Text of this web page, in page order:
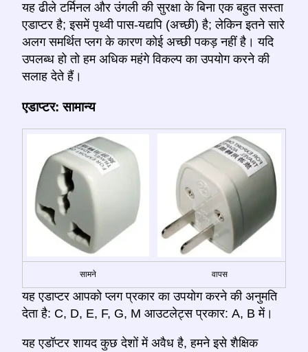
यह ढीले टर्मिनल और उंगली की सुरक्षा के बिना एक बहुत सस्ता
एडाप्टर है; इसमें पृथ्वी पास-यद्यपि (अच्छी) है; लेकिन इतने सारे
अलग समर्थित प्लग के कारण कोई अच्छी पकड़ नहीं है। यदि
उपलब्ध हो तो हम अधिक महंगे विकल्प का उपयोग करने की
सलाह देते हैं।
एडाप्टर: सामान्य
सामने वापस
यह एडाप्टर आपको प्लग प्रकार का उपयोग करने की अनुमति
देता है: C, D, E, F, G, M आउटलेट्स प्रकार: A, B में।
यह एडॉप्टर शायद कुछ देशों में अवैध है, हमने इसे शैक्षिक